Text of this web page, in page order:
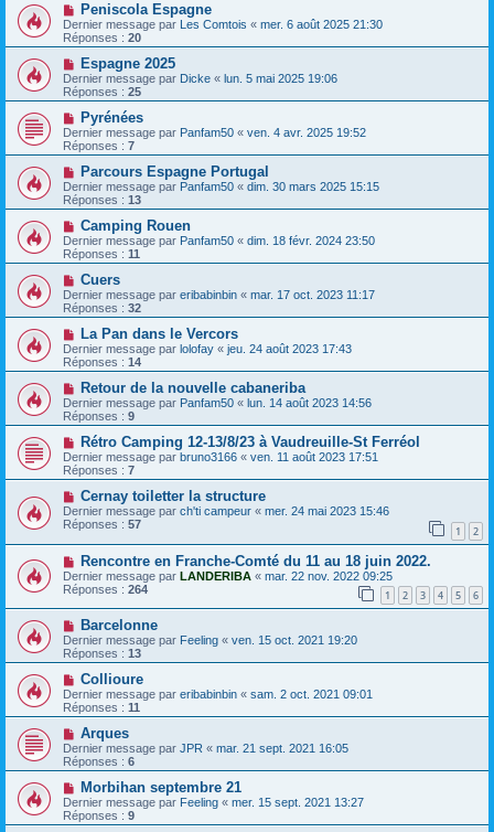
Peniscola Espagne
Dernier message par Les Comtois « mer. 6 août 2025 21:30
Réponses : 20
Espagne 2025
Dernier message par Dicke « lun. 5 mai 2025 19:06
Réponses : 25
Pyrénées
Dernier message par Panfam50 « ven. 4 avr. 2025 19:52
Réponses : 7
Parcours Espagne Portugal
Dernier message par Panfam50 « dim. 30 mars 2025 15:15
Réponses : 13
Camping Rouen
Dernier message par Panfam50 « dim. 18 févr. 2024 23:50
Réponses : 11
Cuers
Dernier message par eribabinbin « mar. 17 oct. 2023 11:17
Réponses : 32
La Pan dans le Vercors
Dernier message par lolofay « jeu. 24 août 2023 17:43
Réponses : 14
Retour de la nouvelle cabaneriba
Dernier message par Panfam50 « lun. 14 août 2023 14:56
Réponses : 9
Rétro Camping 12-13/8/23 à Vaudreuille-St Ferréol
Dernier message par bruno3166 « ven. 11 août 2023 17:51
Réponses : 7
Cernay toiletter la structure
Dernier message par ch'ti campeur « mer. 24 mai 2023 15:46
Réponses : 57 1 2
Rencontre en Franche-Comté du 11 au 18 juin 2022.
Dernier message par LANDERIBA « mar. 22 nov. 2022 09:25
Réponses : 264 1 2 3 4 5 6
Barcelonne
Dernier message par Feeling « ven. 15 oct. 2021 19:20
Réponses : 13
Collioure
Dernier message par eribabinbin « sam. 2 oct. 2021 09:01
Réponses : 11
Arques
Dernier message par JPR « mar. 21 sept. 2021 16:05
Réponses : 6
Morbihan septembre 21
Dernier message par Feeling « mer. 15 sept. 2021 13:27
Réponses : 9